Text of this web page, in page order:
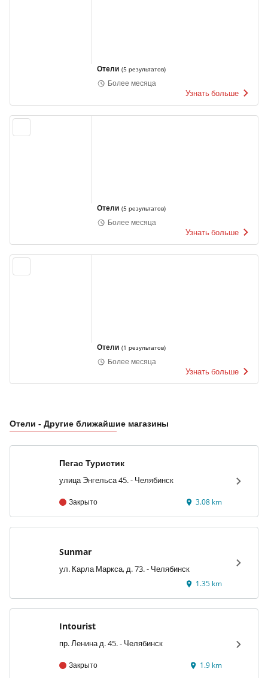
Отели (5 результатов)
Более месяца
Узнать больше
Отели (5 результатов)
Более месяца
Узнать больше
Отели (1 результатов)
Более месяца
Узнать больше
Отели - Другие ближайшие магазины
Пегас Туристик
улица Энгельса 45. - Челябинск
Закрыто 3.08 km
Sunmar
ул. Карла Маркса, д. 73. - Челябинск
1.35 km
Intourist
пр. Ленина д. 45. - Челябинск
Закрыто 1.9 km